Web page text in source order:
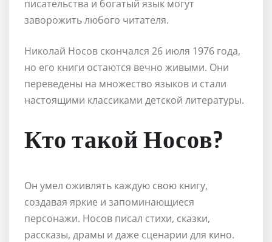
писательства и богатый язык могут
заворожить любого читателя.
Николай Носов скончался 26 июля 1976 года,
но его книги остаются вечно живыми. Они
переведены на множество языков и стали
настоящими классиками детской литературы.
Кто такой Носов?
Он умел оживлять каждую свою книгу,
создавая яркие и запоминающиеся
персонажи. Носов писал стихи, сказки,
рассказы, драмы и даже сценарии для кино.